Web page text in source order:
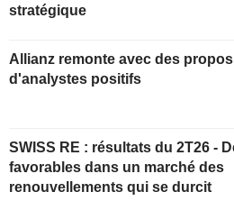
stratégique
Allianz remonte avec des propos
d'analystes positifs
SWISS RE : résultats du 2T26 - Des écarts
favorables dans un marché des
renouvellements qui se durcit